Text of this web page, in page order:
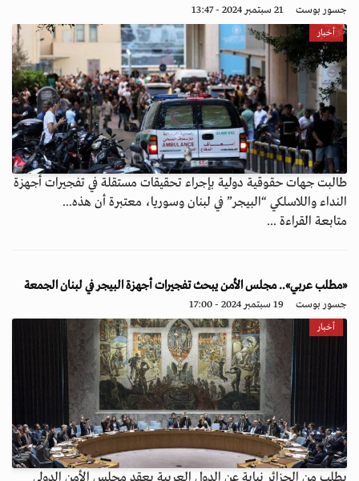
جسور بوست 21 سبتمبر 2024 - 13:47
أخبار
طالبت جهات حقوقية دولية بإجراء تحقيقات مستقلة في تفجيرات أجهزة
النداء واللاسلكي “البيجر” في لبنان وسوريا، معتبرة أن هذه...
متابعة القراءة ...
«مطلب عربي».. مجلس الأمن يبحث تفجيرات أجهزة البيجر في لبنان الجمعة
جسور بوست 19 سبتمبر 2024 - 17:00
أخبار
بطلب من الجزائر نيابة عن الدول العربية يعقد مجلس الأمن الدولي